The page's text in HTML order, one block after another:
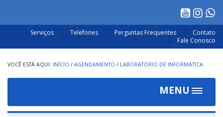
Serviços Telefones Perguntas Frequentes
Contato
Fale Conosco
INÍCIO / AGENDAMENTO / LABORATÓRIO DE INFORMÁTICA
MENU
Toggle